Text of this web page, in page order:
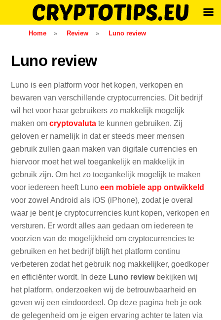
content
Home » Review » Luno review
Luno review
Luno is een platform voor het kopen, verkopen en
bewaren van verschillende cryptocurrencies. Dit bedrijf
wil het voor haar gebruikers zo makkelijk mogelijk
maken omcryptovaluta te kunnen gebruiken. Zij
geloven er namelijk in dat er steeds meer mensen
gebruik zullen gaan maken van digitale currencies en
hiervoor moet het wel toegankelijk en makkelijk in
gebruik zijn. Om het zo toegankelijk mogelijk te maken
voor iedereen heeft Lunoeen mobiele app ontwikkeld
voor zowel Android als iOS (iPhone), zodat je overal
waar je bent je cryptocurrencies kunt kopen, verkopen en
versturen. Er wordt alles aan gedaan om iedereen te
voorzien van de mogelijkheid om cryptocurrencies te
gebruiken en het bedrijf blijft het platform continu
verbeteren zodat het gebruik nog makkelijker, goedkoper
en efficiënter wordt. In deze Luno reviewbekijken wij
het platform, onderzoeken wij de betrouwbaarheid en
geven wij een eindoordeel. Op deze pagina heb je ook
de gelegenheid om je eigen ervaring achter te laten via